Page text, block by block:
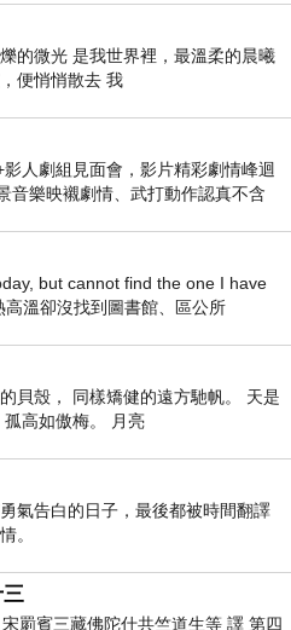
的微光 是我世界裡，最溫柔的晨曦
便悄悄散去 我
人劇組見面會，影片精彩劇情峰迴
音樂映襯劇情、武打動作認真不含
but cannot find the one I have
溫卻沒找到圖書館、區公所
貝殼， 同樣矯健的遠方馳帆。 天是
高如傲梅。 月亮
氣告白的日子，最後都被時間翻譯
。
賓三藏佛陀什共竺道生等 譯 第四